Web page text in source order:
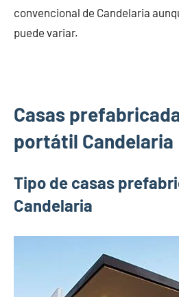
convencional de Candelaria
puede variar.
Casas
portátil Candelaria
Tipo de casas
Candelaria